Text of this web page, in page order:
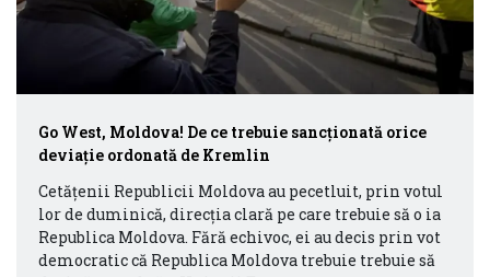
Go West, Moldova! De ce trebuie sancționată orice
deviație ordonată de Kremlin
Cetățenii Republicii Moldova au pecetluit, prin votul
lor de duminică, direcția clară pe care trebuie să o ia
Republica Moldova. Fără echivoc, ei au decis prin vot
democratic că Republica Moldova trebuie trebuie să